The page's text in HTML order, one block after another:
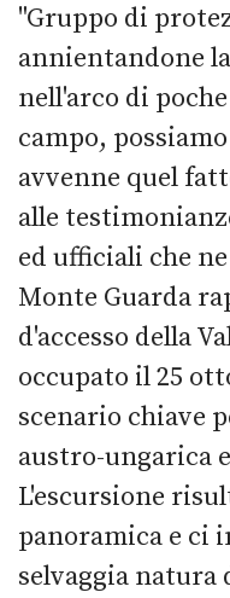
"Gruppo di
annientandone
nell'arco di
campo,
avvenne quel
alle
ed ufficiali che
Monte Guarda
d'accesso della
occupato il 25
scenario chiave
austro-ungarica
L'escursione
panoramica e ci
selvaggia natura